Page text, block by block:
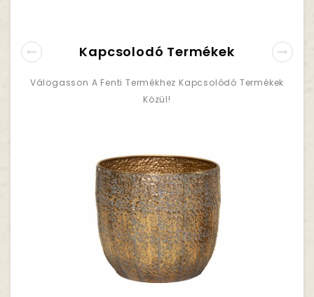
Kapcsolodó Termékek
Válogasson A Fenti Termékhez Kapcsolódó Termékek
Közül!